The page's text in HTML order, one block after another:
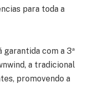
para toda a
garantida com a 3ª
a tradicional
promovendo a